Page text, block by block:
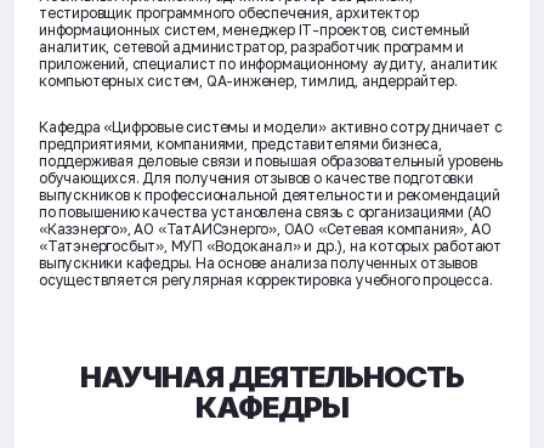
тестировщик программного обеспечения, архитектор
информационных систем, менеджер IT-проектов, системный
аналитик, сетевой администратор, разработчик программ и
приложений, специалист по информационному аудиту, аналитик
компьютерных систем, QA-инженер, тимлид, андеррайтер.
Кафедра «Цифровые системы и модели» активно сотрудничает с
предприятиями, компаниями, представителями бизнеса,
поддерживая деловые связи и повышая образовательный уровень
обучающихся. Для получения отзывов о качестве подготовки
выпускников к профессиональной деятельности и рекомендаций
по повышению качества установлена связь с организациями (АО
«Казэнерго», АО «ТатАИСэнерго», ОАО «Сетевая компания», АО
«Татэнергосбыт», МУП «Водоканал» и др.), на которых работают
выпускники кафедры. На основе анализа полученных отзывов
осуществляется регулярная корректировка учебного процесса.
НАУЧНАЯ ДЕЯТЕЛЬНОСТЬ
КАФЕДРЫ